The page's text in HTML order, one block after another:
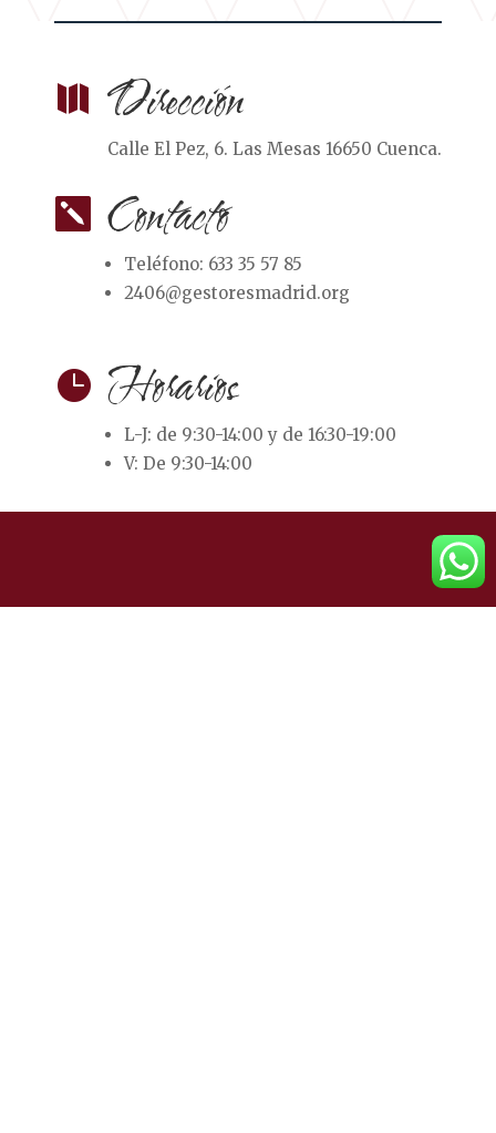
 Dirección
Calle El Pez, 6. Las Mesas 16650 Cuenca.
 Contacto
Teléfono: 633 35 57 85
2406@gestoresmadrid.org
 Horarios
L-J: de 9:30-14:00 y de 16:30-19:00
V: De 9:30-14:00